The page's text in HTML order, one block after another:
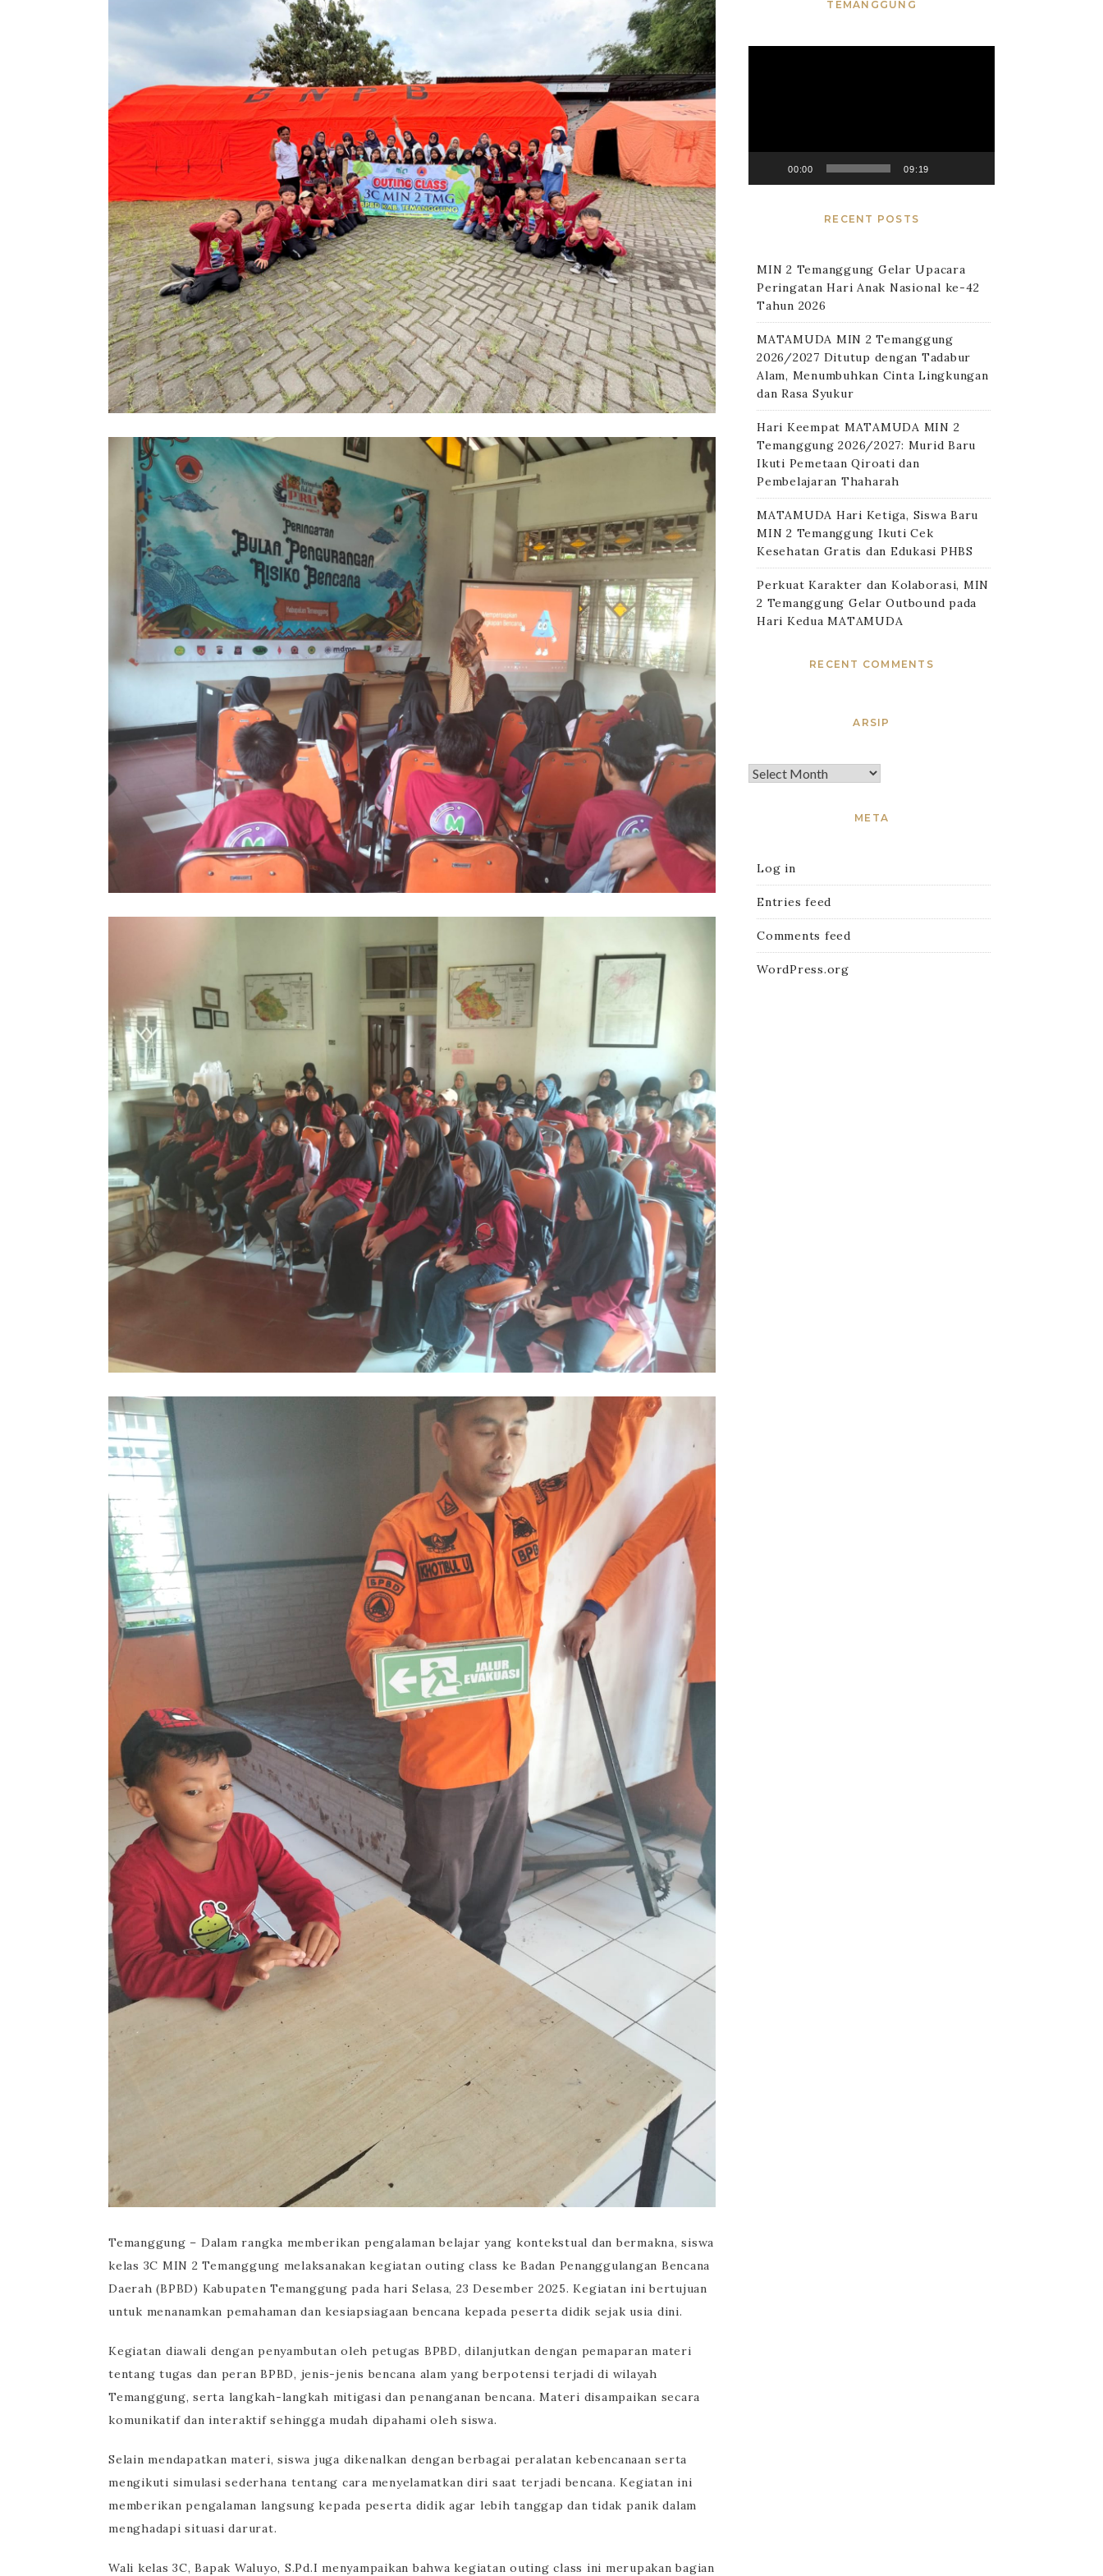
Temanggung – Dalam rangka memberikan pengalaman belajar yang kontekstual dan bermakna, siswa
kelas 3C MIN 2 Temanggung melaksanakan kegiatan outing class ke Badan Penanggulangan Bencana
Daerah (BPBD) Kabupaten Temanggung pada hari Selasa, 23 Desember 2025. Kegiatan ini bertujuan
untuk menanamkan pemahaman dan kesiapsiagaan bencana kepada peserta didik sejak usia dini.
Kegiatan diawali dengan penyambutan oleh petugas BPBD, dilanjutkan dengan pemaparan materi
tentang tugas dan peran BPBD, jenis-jenis bencana alam yang berpotensi terjadi di wilayah
Temanggung, serta langkah-langkah mitigasi dan penanganan bencana. Materi disampaikan secara
komunikatif dan interaktif sehingga mudah dipahami oleh siswa.
Selain mendapatkan materi, siswa juga dikenalkan dengan berbagai peralatan kebencanaan serta
mengikuti simulasi sederhana tentang cara menyelamatkan diri saat terjadi bencana. Kegiatan ini
memberikan pengalaman langsung kepada peserta didik agar lebih tanggap dan tidak panik dalam
menghadapi situasi darurat.
Wali kelas 3C, Bapak Waluyo, S.Pd.I menyampaikan bahwa kegiatan outing class ini merupakan bagian
TEMANGGUNG
00:00 09:19
RECENT POSTS
MIN 2 Temanggung Gelar Upacara
Peringatan Hari Anak Nasional ke-42
Tahun 2026
MATAMUDA MIN 2 Temanggung
2026/2027 Ditutup dengan Tadabur
Alam, Menumbuhkan Cinta Lingkungan
dan Rasa Syukur
Hari Keempat MATAMUDA MIN 2
Temanggung 2026/2027: Murid Baru
Ikuti Pemetaan Qiroati dan
Pembelajaran Thaharah
MATAMUDA Hari Ketiga, Siswa Baru
MIN 2 Temanggung Ikuti Cek
Kesehatan Gratis dan Edukasi PHBS
Perkuat Karakter dan Kolaborasi, MIN
2 Temanggung Gelar Outbound pada
Hari Kedua MATAMUDA
RECENT COMMENTS
ARSIP
META
Log in
Entries feed
Comments feed
WordPress.org